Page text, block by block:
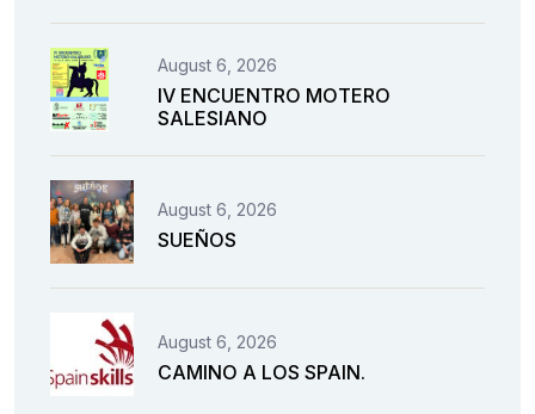
August 6, 2026
IV ENCUENTRO MOTERO
SALESIANO
August 6, 2026
SUEÑOS
August 6, 2026
CAMINO A LOS SPAIN.